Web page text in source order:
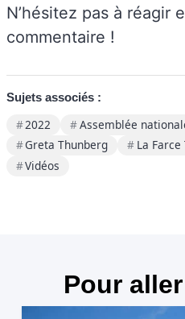
N’hésitez pas à réagir
commentaire !
Sujets associés :
2022 Assemblée
Greta Thunberg
La
Vidéos
Pour